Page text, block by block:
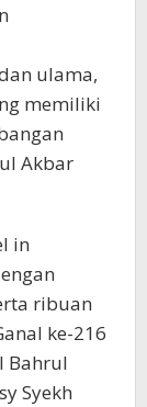
ulama,
memiliki
Akbar
in
ribuan
ke-216
Bahrul
Syekh